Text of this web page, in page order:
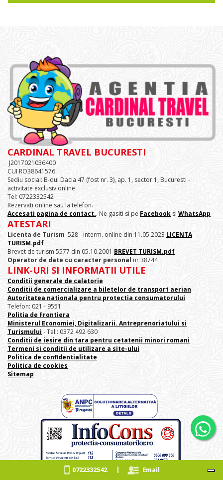
CARDINAL TRAVEL BUCURESTI
J2017021036400
CUI RO38641576
Sediu social: B-dul Dacia 47 (fost nr. 3), ap. 1, sector 1, Bucuresti -
activitate exclusiv online
Tel: 0722332542
Rezervati online sau la telefon.
Accesati pagina de contact.. Ne gasiti si pe Facebook si WhatsApp
ATESTARI
Licenta de Turism 528 - interm. online din 11.05.2023 LICENTA
TURISM.pdf
Brevet de turism 5577 din 05.10.2001 BREVET TURISM.pdf
Operator de date cu caracter personal nr 38744
LINK-URI SI INFORMATII UTILE
Conditii generale de calatorie
Conditii de comercializare a biletelor de transport aerian
Autoritatea nationala pentru protectia consumatorului
Telefon: 021 - 9551
Politia de Frontiera
Ministerul Economiei, Digitalizarii. Antreprenoriatului si
Turismului - Tel.: 0372 492 630
Conditii de iesire din tara pentru cetatenii minori romani
Termeni si conditii de utilizare a site-ului
Politica de confidentialitate
Politica de cookies
Sitemap
0722332542| Email